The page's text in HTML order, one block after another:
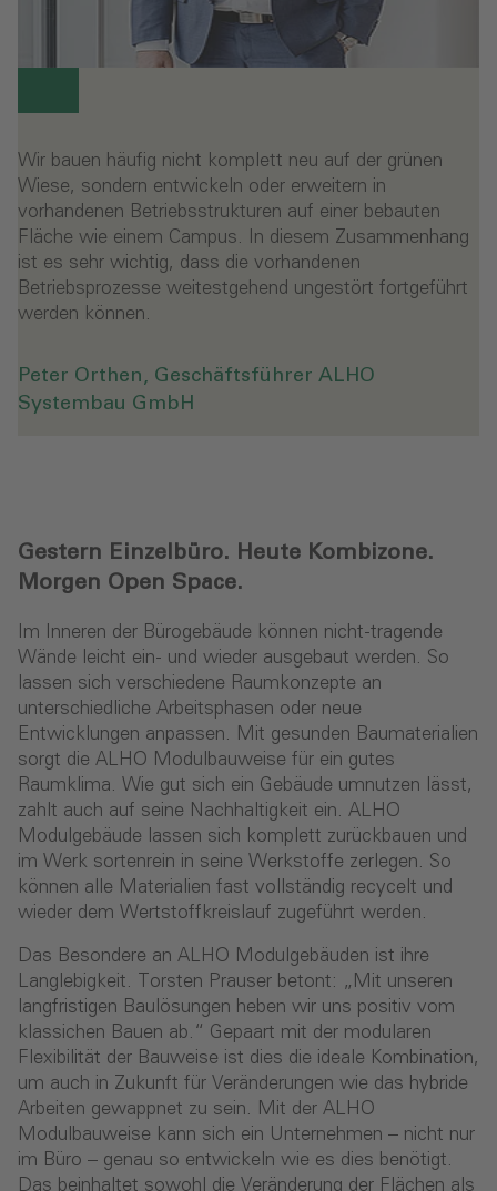
Wir bauen häufig nicht komplett neu auf der grünen
Wiese, sondern entwickeln oder erweitern in
vorhandenen Betriebsstrukturen auf einer bebauten
Fläche wie einem Campus. In diesem Zusammenhang
ist es sehr wichtig, dass die vorhandenen
Betriebsprozesse weitestgehend ungestört fortgeführt
werden können.
Peter Orthen, Geschäftsführer ALHO
Systembau GmbH
Gestern Einzelbüro. Heute Kombizone.
Morgen Open Space.
Im Inneren der Bürogebäude können nicht-tragende
Wände leicht ein- und wieder ausgebaut werden. So
lassen sich verschiedene Raumkonzepte an
unterschiedliche Arbeitsphasen oder neue
Entwicklungen anpassen. Mit gesunden Baumaterialien
sorgt die ALHO Modulbauweise für ein gutes
Raumklima. Wie gut sich ein Gebäude umnutzen lässt,
zahlt auch auf seine Nachhaltigkeit ein. ALHO
Modulgebäude lassen sich komplett zurückbauen und
im Werk sortenrein in seine Werkstoffe zerlegen. So
können alle Materialien fast vollständig recycelt und
wieder dem Wertstoffkreislauf zugeführt werden.
Das Besondere an ALHO Modulgebäuden ist ihre
Langlebigkeit. Torsten Prauser betont: „Mit unseren
langfristigen Baulösungen heben wir uns positiv vom
klassichen Bauen ab.“ Gepaart mit der modularen
Flexibilität der Bauweise ist dies die ideale Kombination,
um auch in Zukunft für Veränderungen wie das hybride
Arbeiten gewappnet zu sein. Mit der ALHO
Modulbauweise kann sich ein Unternehmen – nicht nur
im Büro – genau so entwickeln wie es dies benötigt.
Das beinhaltet sowohl die Veränderung der Flächen als